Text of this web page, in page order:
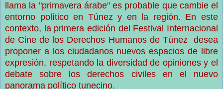
llama la "primavera árabe" es probable que cambie el
entorno político en Túnez y en la región. En este
contexto, la primera edición del Festival Internacional
de Cine de los Derechos Humanos de Túnez desea
proponer a los ciudadanos nuevos espacios de libre
expresión, respetando la diversidad de opiniones y el
debate sobre los derechos civiles en el nuevo
panorama político tunecino.